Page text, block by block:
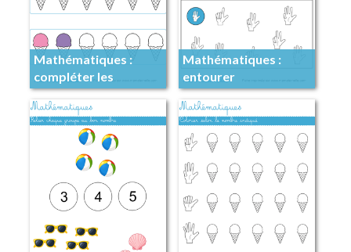
Mathématiques :
compléter les
algorithmes
Mathématiques :
entourer